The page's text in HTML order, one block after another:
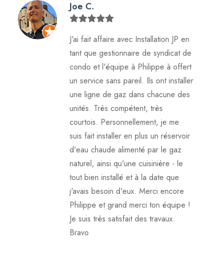
Joe C.
J'ai fait affaire avec Installation JP en
tant que gestionnaire de syndicat de
condo et l'équipe à Philippe à offert
un service sans pareil. Ils ont installer
une ligne de gaz dans chacune des
unités. Très compétent, très
courtois. Personnellement, je me
suis fait installer en plus un réservoir
d'eau chaude alimenté par le gaz
naturel, ainsi qu'une cuisinière - le
tout bien installé et à la date que
j'avais besoin d'eux. Merci encore
Philippe et grand merci ton équipe !
Je suis très satisfait des travaux.
Bravo